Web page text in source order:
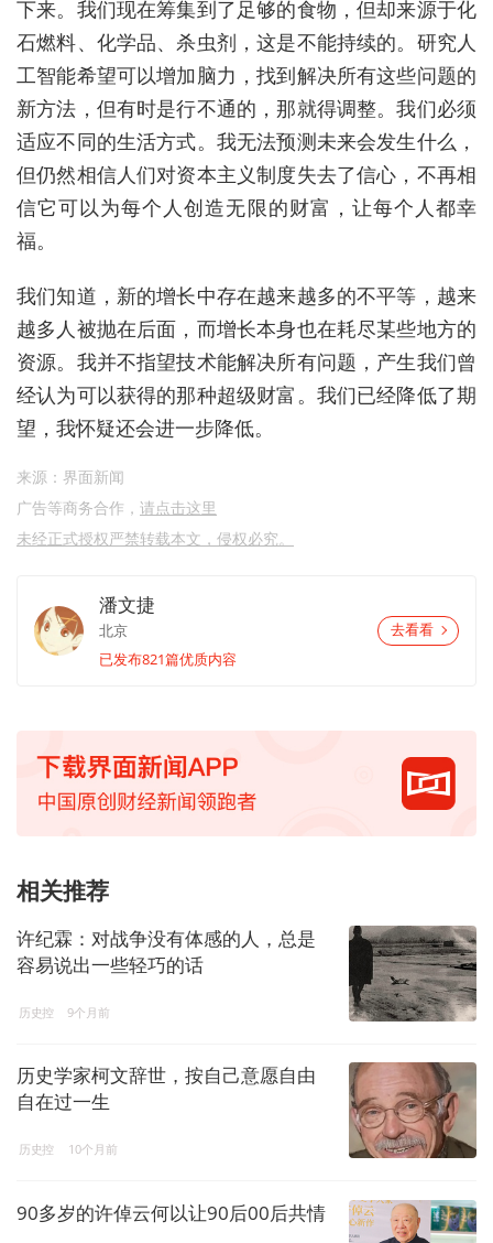
下来。我们现在筹集到了足够的食物，但却来源于化
石燃料、化学品、杀虫剂，这是不能持续的。研究人
工智能希望可以增加脑力，找到解决所有这些问题的
新方法，但有时是行不通的 ，那就得调整。我们必须
适应不同的生活方式。我无法预测未来会发生什么，
但仍然相信人们对资本主义制度失去了信心，不再相
信它可以为每个人创造无限的财富，让每个人都幸
福。
我们知道，新的增长中存在越来越多的不平等，越来
越多人被抛在后面，而增长本身也在耗尽某些地方的
资源。我并不指望技术能解决所有问题，产生我们曾
经认为可以获得的那种超级财富。我们已经降低了期
望，我怀疑还会进一步降低。
来源：界面新闻
广告等商务合作， 请点击这里
未经正式授权严禁转载本文，侵权必究。
潘文捷
北京
已发布821篇优质内容
去看看
相关推荐
许纪霖：对战争没有体感的人，总是
容易说出一些轻巧的话
历史控 9个月前
历史学家柯文辞世，按自己意愿自由
自在过一生
历史控 10个月前
90多岁的许倬云何以让90后00后共情